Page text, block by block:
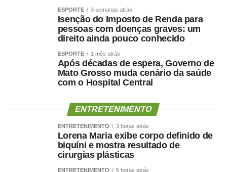
respeitar compromissos, aliados e pessoas que
aceitaram caminhar ao seu lado.”
O empresário também afirmou que não pretende
naturalizar o episódio como parte da disputa eleitoral.
“Não faço política dessa maneira e não aceitarei
Ao concluir, Maluf disse que deixa a situação com a
consciência tranquila e atribuiu a responsabilidade pela
decisão aos responsáveis pela mudança.
ESPORTE 3 semanas atrás
Isenção do Imposto de Renda para
pessoas com doenças graves: um
direito ainda pouco conhecido
ESPORTE 1 mês atrás
Após décadas de espera, Governo de
Mato Grosso muda cenário da saúde
com o Hospital Central
ENTRETENIMENTO
ENTRETENIMENTO 3 horas atrás
Lorena Maria exibe corpo definido de
biquíni e mostra resultado de
cirurgias plásticas
ENTRETENIMENTO 5 horas atrás